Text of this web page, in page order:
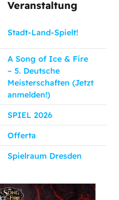
Veranstaltung
Stadt-Land-Spielt!
A Song of Ice & Fire
– 5. Deutsche
Meisterschaften (Jetzt
anmelden!)
SPIEL 2026
Offerta
Spielraum Dresden